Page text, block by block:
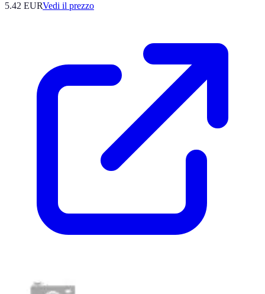
5.42 EURVedi il prezzo